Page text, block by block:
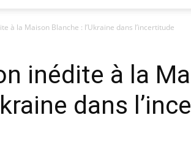
à la Maison Blanche : l’Ukraine dans l’incertitude
inédite à la
dans